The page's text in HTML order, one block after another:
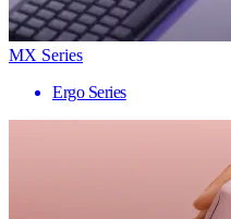
MX Series
Ergo Series